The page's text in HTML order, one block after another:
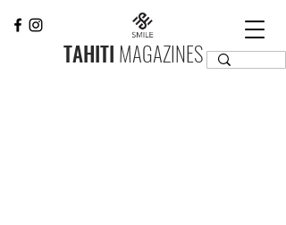
TAHITI MAGAZINES